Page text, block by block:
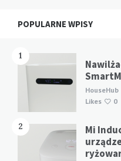
Widgets
POPULARNE WPISY
1
HouseHub
Likes
0
2
Mi